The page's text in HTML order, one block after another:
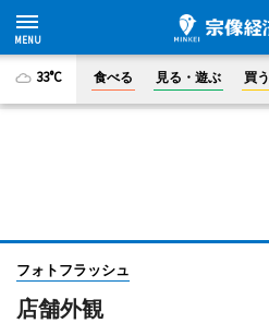
33°C 食べる 見る・遊ぶ 買う
フォトフラッシュ
店舗外観